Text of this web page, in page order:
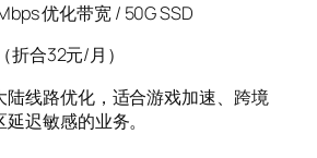
优化带宽 / 50G SSD
折合32元/月）
陆线路优化，适合游戏加速、跨境
迟敏感的业务。